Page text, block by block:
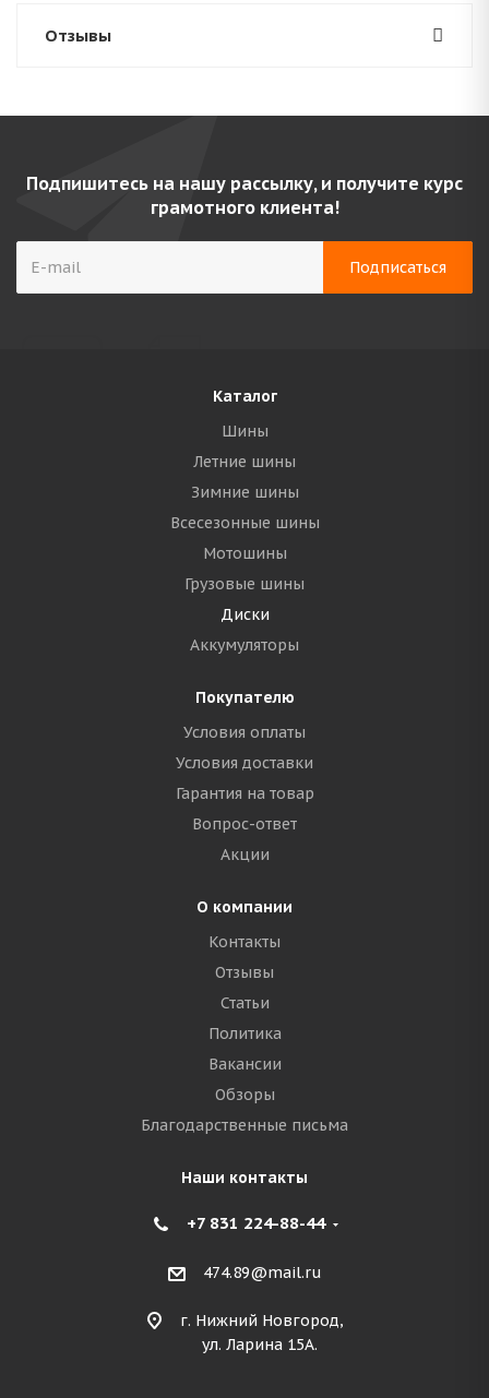
Отзывы
Подпишитесь на нашу рассылку, и получите курс
грамотного клиента!
Каталог
Шины
Летние шины
Зимние шины
Всесезонные шины
Мотошины
Грузовые шины
Диски
Аккумуляторы
Покупателю
Условия оплаты
Условия доставки
Гарантия на товар
Вопрос-ответ
Акции
О компании
Контакты
Отзывы
Статьи
Политика
Вакансии
Обзоры
Благодарственные письма
Наши контакты
+7 831 224-88-44
474.89@mail.ru
г. Нижний Новгород,
ул. Ларина 15А.